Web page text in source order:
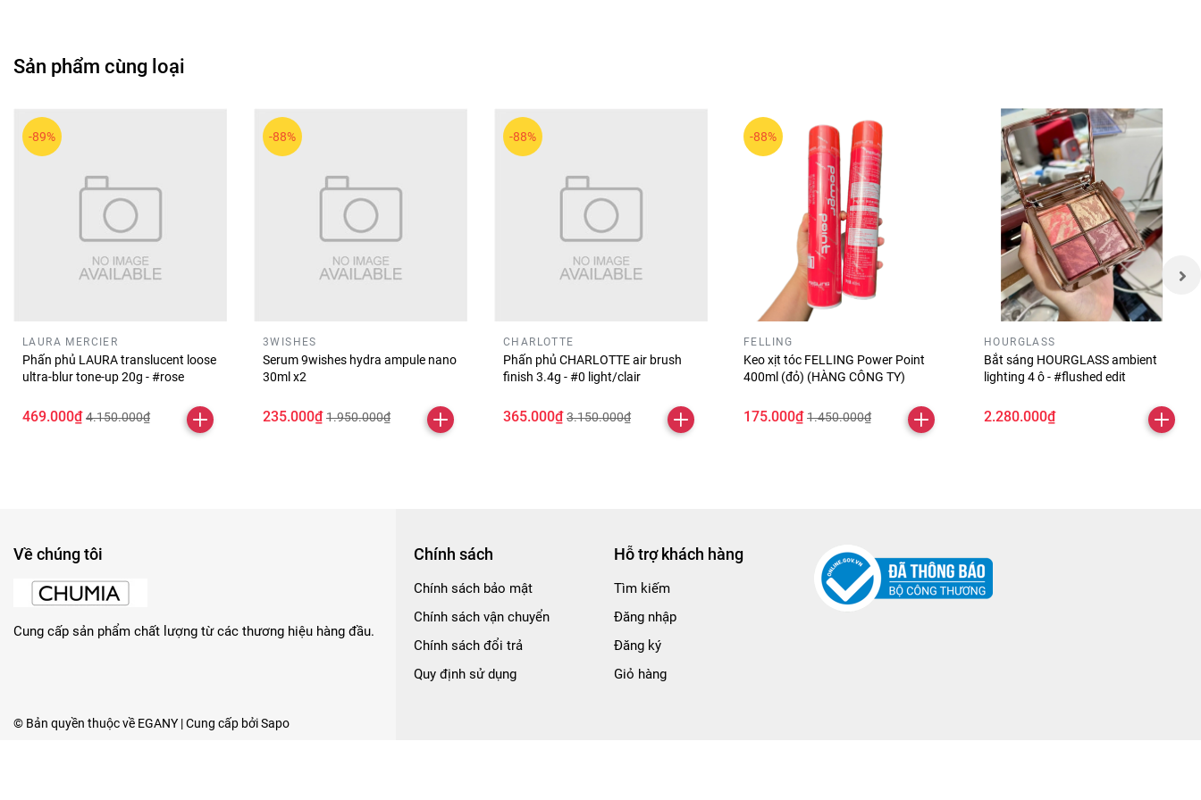
giúp bạn tự tin thể hiện phong cách makeup mỗi ngày.
Sản phẩm cùng loại
-89%
LAURA MERCIER
Phấn phủ LAURA translucent loose
ultra-blur tone-up 20g - #rose
469.000₫ 4.150.000₫
-88%
3WISHES
Serum 9wishes hydra ampule nano
30ml x2
235.000₫ 1.950.000₫
-88%
CHARLOTTE
Phấn phủ CHARLOTTE air brush
finish 3.4g - #0 light/clair
365.000₫ 3.150.000₫
-88%
FELLING
Keo xịt tóc FELLING Power Point
400ml (đỏ) (HÀNG CÔNG TY)
175.000₫ 1.450.000₫
HOURGLASS
Bắt sáng HOURGLASS ambient
lighting 4 ô - #flushed edit
2.280.000₫
Về chúng tôi
Cung cấp sản phẩm chất lượng từ các thương hiệu hàng đầu.
Chính sách
Chính sách bảo mật
Chính sách vận chuyển
Chính sách đổi trả
Quy định sử dụng
Hỗ trợ khách hàng
Tìm kiếm
Đăng nhập
Đăng ký
Giỏ hàng
© Bản quyền thuộc về EGANY | Cung cấp bởiSapo